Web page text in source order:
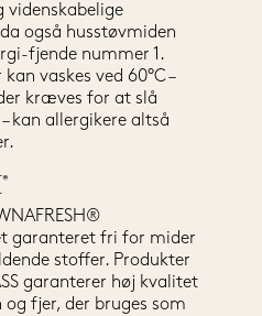
videnskabelige
også husstøvmiden
fjende nummer 1.
vaskes ved 60°C –
kræves for at slå
kan allergikere altså
garanteret fri for mider
stoffer. Produkter
garanterer høj kvalitet
fjer, der bruges som